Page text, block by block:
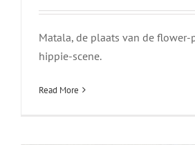
Matala, de plaats van de flower-
hippie-scene.
Read More